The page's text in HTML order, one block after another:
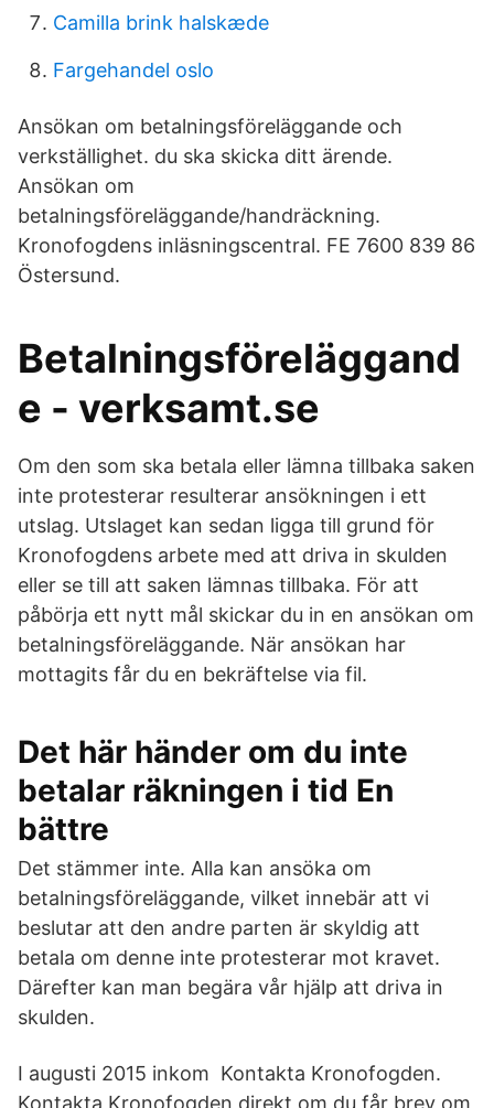
Camilla brink halskæde
Fargehandel oslo
Ansökan om betalningsföreläggande och
verkställighet. du ska skicka ditt ärende.
Ansökan om
betalningsföreläggande/handräckning.
Kronofogdens inläsningscentral. FE 7600 839 86
Östersund.
Betalningsföreläggand
e - verksamt.se
Om den som ska betala eller lämna tillbaka saken
inte protesterar resulterar ansökningen i ett
utslag. Utslaget kan sedan ligga till grund för
Kronofogdens arbete med att driva in skulden
eller se till att saken lämnas tillbaka. För att
påbörja ett nytt mål skickar du in en ansökan om
betalningsföreläggande. När ansökan har
mottagits får du en bekräftelse via fil.
Det här händer om du inte
betalar räkningen i tid En
bättre
Det stämmer inte. Alla kan ansöka om
betalningsföreläggande, vilket innebär att vi
beslutar att den andre parten är skyldig att
betala om denne inte protesterar mot kravet.
Därefter kan man begära vår hjälp att driva in
skulden.
I augusti 2015 inkom Kontakta Kronofogden.
Kontakta Kronofogden direkt om du får brev om